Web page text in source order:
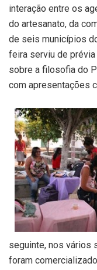
interação entre os
do artesanato, da
de seis municípios
feira serviu de
sobre a filosofia do
com apresentações
seguinte, nos vários
foram